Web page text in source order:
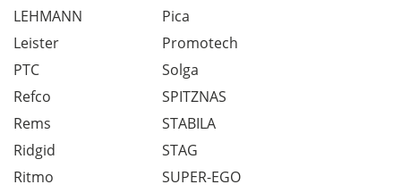
LEHMANN
Leister
Pica
Promotech
PTC
Refco
Rems
Ridgid
Ritmo
Solga
SPITZNAS
STABILA
STAG
SUPER-EGO